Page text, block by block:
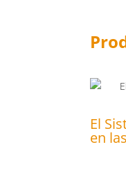
El
en